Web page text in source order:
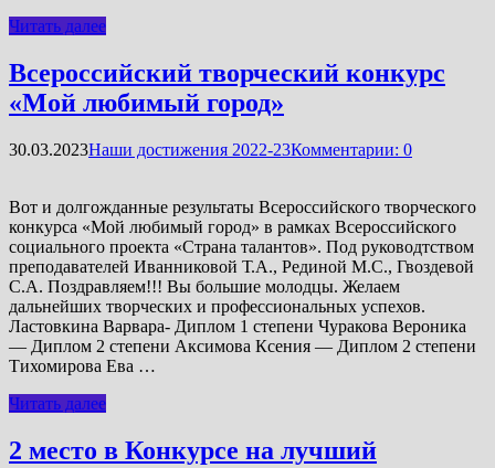
Читать далее
Всероссийский творческий конкурс
«Мой любимый город»
30.03.2023Наши достижения 2022-23Комментарии: 0
Вот и долгожданные результаты Всероссийского творческого
конкурса «Мой любимый город» в рамках Всероссийского
социального проекта «Страна талантов». Под руководтством
преподавателей Иванниковой Т.А., Рединой М.С., Гвоздевой
С.А. Поздравляем!!! Вы большие молодцы. Желаем
дальнейших творческих и профессиональных успехов.
Ластовкина Варвара- Диплом 1 степени Чуракова Вероника
— Диплом 2 степени Аксимова Ксения — Диплом 2 степени
Тихомирова Ева …
Читать далее
2 место в Конкурсе на лучший